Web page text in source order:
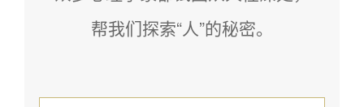
帮我们探索“人”的秘密。